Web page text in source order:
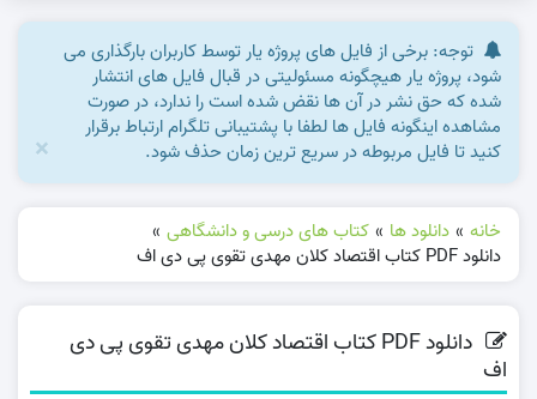
توجه: برخی از فایل های پروژه یار توسط کاربران بارگذاری می
شود، پروژه یار هیچگونه مسئولیتی در قبال فایل های انتشار
شده که حق نشر در آن ها نقض شده است را ندارد، در صورت
مشاهده اینگونه فایل ها لطفا با پشتیبانی تلگرام ارتباط برقرار
کنید تا فایل مربوطه در سریع ترین زمان حذف شود.
×
خانه » دانلود ها » کتاب های درسی و دانشگاهی »
دانلود PDF کتاب اقتصاد کلان مهدی تقوی پی دی اف
دانلود PDF کتاب اقتصاد کلان مهدی تقوی پی دی
اف